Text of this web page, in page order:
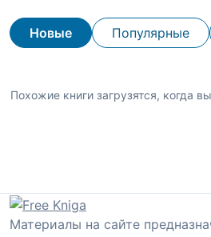
Новые Популярные
Похожие книги загрузятся, когда
Материалы на сайте